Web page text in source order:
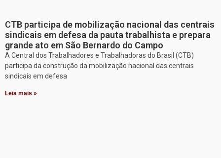
CTB participa de mobilização nacional das centrais
sindicais em defesa da pauta trabalhista e prepara
grande ato em São Bernardo do Campo
A Central dos Trabalhadores e Trabalhadoras do Brasil (CTB)
participa da construção da mobilização nacional das centrais
sindicais em defesa
Leia mais »